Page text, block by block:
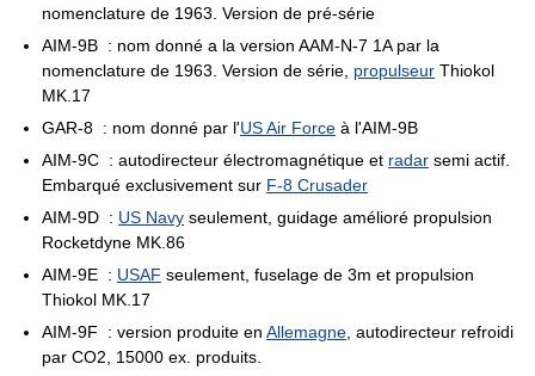
nomenclature de 1963. Version de pré-série
AIM-9B : nom donné a la version AAM-N-7 1A par la
nomenclature de 1963. Version de série, propulseur Thiokol
MK.17
GAR-8 : nom donné par l'US Air Force à l'AIM-9B
AIM-9C : autodirecteur électromagnétique et radar semi actif.
Embarqué exclusivement sur F-8 Crusader
AIM-9D : US Navy seulement, guidage amélioré propulsion
Rocketdyne MK.86
AIM-9E : USAF seulement, fuselage de 3m et propulsion
Thiokol MK.17
AIM-9F : version produite en Allemagne, autodirecteur refroidi
par CO2, 15000 ex. produits.